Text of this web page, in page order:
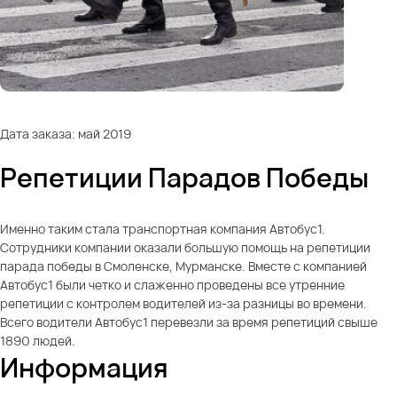
Дата заказа: май 2019
Репетиции Парадов Победы
Именно таким стала транспортная компания Автобус1.
Сотрудники компании оказали большую помощь на репетиции
парада победы в Смоленске, Мурманске. Вместе с компанией
Автобус1 были четко и слаженно проведены все утренние
репетиции с контролем водителей из-за разницы во времени.
Всего водители Автобус1 перевезли за время репетиций свыше
1890 людей.
Информация